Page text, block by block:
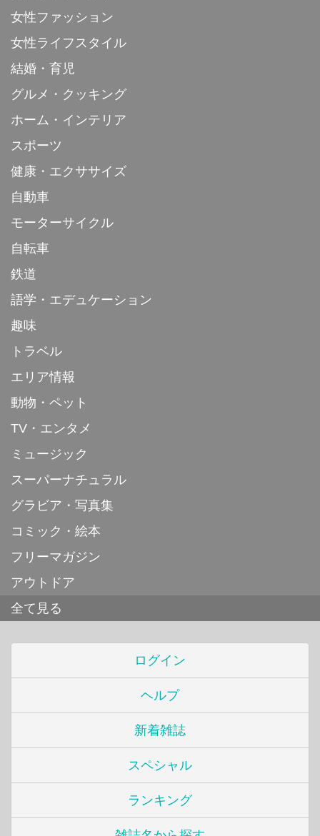
女性ファッション
女性ライフスタイル
結婚・育児
グルメ・クッキング
ホーム・インテリア
スポーツ
健康・エクササイズ
自動車
モーターサイクル
自転車
鉄道
語学・エデュケーション
趣味
トラベル
エリア情報
動物・ペット
TV・エンタメ
ミュージック
スーパーナチュラル
グラビア・写真集
コミック・絵本
フリーマガジン
アウトドア
全て見る
ログイン
ヘルプ
新着雑誌
スペシャル
ランキング